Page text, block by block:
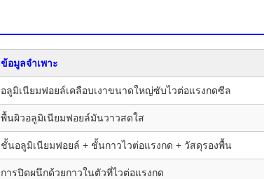
ข้อมูลจำเพาะ
อลูมิเนียมฟอยล์เคลือบเงาขนาดใหญ่ซับไวต่อแรงกดซีล
พื้นผิวอลูมิเนียมฟอยล์มันวาวสดใส
ชั้นอลูมิเนียมฟอยล์ + ชั้นกาวไวต่อแรงกด + วัสดุรองพื้น
การปิดผนึกด้วยกาวในตัวที่ไวต่อแรงกด